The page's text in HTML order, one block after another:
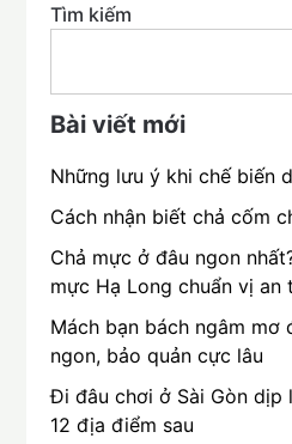
Tìm kiếm
Bài viết mới
Những lưu ý khi chế biến
Cách nhận biết chả cốm
Chả mực ở đâu ngon
mực Hạ Long chuẩn vị an
Mách bạn bách ngâm mơ
ngon, bảo quản cực lâu
Đi đâu chơi ở Sài Gòn dịp
12 địa điểm sau